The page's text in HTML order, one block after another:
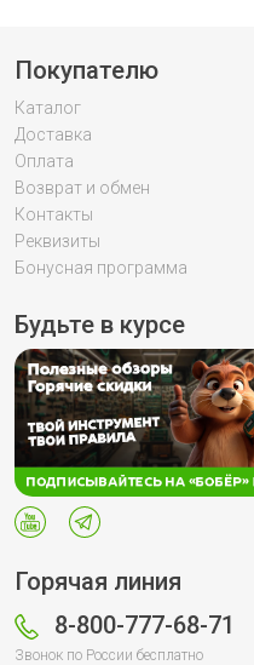
Покупателю
Каталог
Доставка
Оплата
Возврат и обмен
Контакты
Реквизиты
Бонусная программа
Будьте в курсе
Горячая линия
8-800-777-68-71
Звонок по России бесплатно